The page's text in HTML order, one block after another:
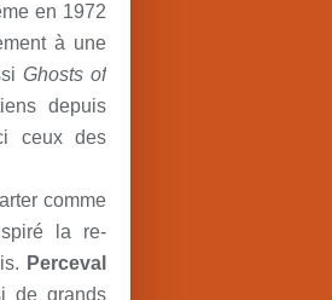
en 1972
à une
Ghosts of
depuis
ceux des
comme
la re-
Perceval
de grands